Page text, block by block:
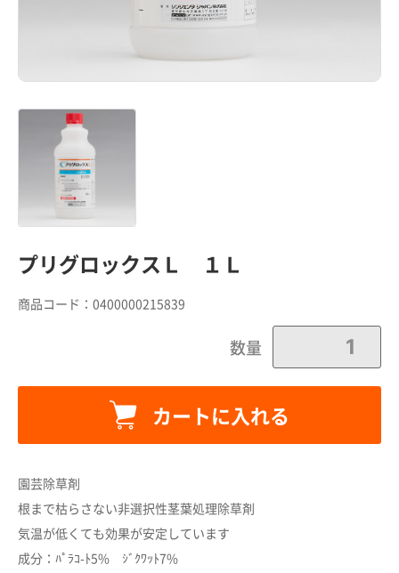
プリグロックスＬ １Ｌ
商品コード： 0400000215839
数量
カートに入れる
カートに追加しました。
お買い物を続ける
カートへ進む
園芸除草剤
根まで枯らさない非選択性茎葉処理除草剤
気温が低くても効果が安定しています
成分：ﾊﾟﾗｺ-ﾄ5% ｼﾞｸﾜｯﾄ7%